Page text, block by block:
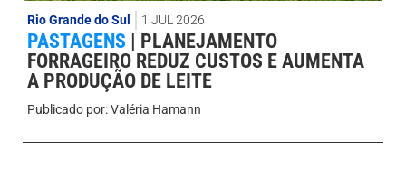
Rio Grande do Sul 1 JUL 2026
PASTAGENS | PLANEJAMENTO
FORRAGEIRO REDUZ CUSTOS E AUMENTA
A PRODUÇÃO DE LEITE
Publicado por:Valéria Hamann